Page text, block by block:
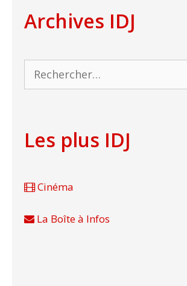
Archives IDJ
Rechercher :
Les plus IDJ
Cinéma
La Boîte à Infos